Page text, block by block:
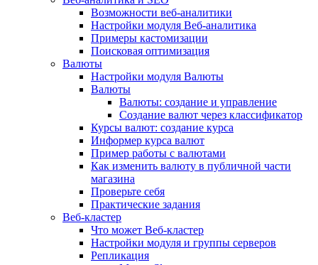
Возможности веб-аналитики
Настройки модуля Веб-аналитика
Примеры кастомизации
Поисковая оптимизация
Валюты
Настройки модуля Валюты
Валюты
Валюты: создание и управление
Создание валют через классификатор
Курсы валют: создание курса
Информер курса валют
Пример работы с валютами
Как изменить валюту в публичной части
магазина
Проверьте себя
Практические задания
Веб-кластер
Что может Веб-кластер
Настройки модуля и группы серверов
Репликация